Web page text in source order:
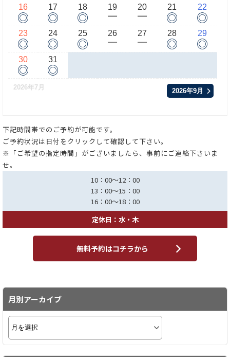
16
◎
17
◎
18
◎
19
ー
20
ー
21
◎
22
◎
23
◎
24
◎
25
◎
26
ー
27
ー
28
◎
29
◎
30
◎
31
◎
2026年7月 2026年9月
下記時間帯でのご予約が可能です。
ご予約状況は日付をクリックして確認して下さい。
※「ご希望の指定時間」がございましたら、事前にご連絡下さいま
せ。
10：00～12：00
13：00～15：00
16：00～18：00
定休日：水・木
無料予約はコチラから
月別アーカイブ